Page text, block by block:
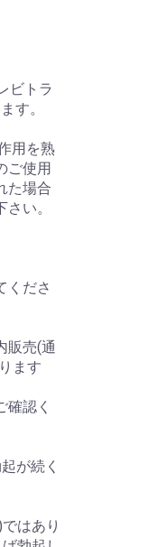
ビトラ
す。
用を熟
ご使用
た場合
い。
くださ
販売(通
ます
確認く
が続く
はあり